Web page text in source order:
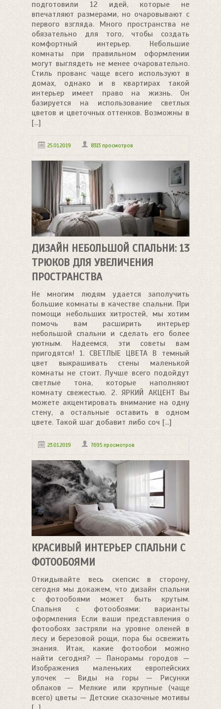
подготовили 12 идей, которые не
впечатляют размерами, но очаровывают с
первого взгляда. Много пространства не
обязательно для того, чтобы создать
комфортный интерьер. Небольшие
комнаты при правильном оформлении
могут выглядеть не менее очаровательно.
Стиль прованс чаще всего используют в
домах, однако и в квартирах такой
интерьер имеет право на жизнь. Он
базируется на использование светлых
цветов и цветочных оттенков. Возможны в
[...]
25.01.2019 8313 просмотров
ДИЗАЙН НЕБОЛЬШОЙ СПАЛЬНИ: 13
ТРЮКОВ ДЛЯ УВЕЛИЧЕНИЯ
ПРОСТРАНСТВА
Не многим людям удается заполучить
большие комнаты в качестве спальни. При
помощи небольших хитростей, мы хотим
помочь вам расширить интерьер
небольшой спальни и сделать его более
уютным. Надеемся, эти советы вам
пригодятся! 1. СВЕТЛЫЕ ЦВЕТА В темный
цвет выкрашивать стены маленькой
комнаты не стоит. Лучше всего подойдут
светлые тона, которые наполняют
комнату свежестью. 2. ЯРКИЙ АКЦЕНТ Вы
можете акцентировать внимание на одну
стену, а остальные оставить в одном
цвете. Такой шаг добавит либо соч [...]
23.01.2019 7695 просмотров
КРАСИВЫЙ ИНТЕРЬЕР СПАЛЬНИ С
ФОТООБОЯМИ
Откидывайте весь скепсис в сторону,
сегодня мы докажем, что дизайн спальни
с фотообоями может быть крутым.
Спальня с фотообоями: варианты
оформления Если ваши представления о
фотообоях застряли на уровне оленей в
лесу и березовой рощи, пора бы освежить
знания. Итак, какие фотообои можно
найти сегодня? — Панорамы городов —
Изображения маленьких европейских
улочек — Виды на горы — Рисунки
облаков — Мелкие или крупные (чаще
всего) цветы — Детские сказочные мотивы